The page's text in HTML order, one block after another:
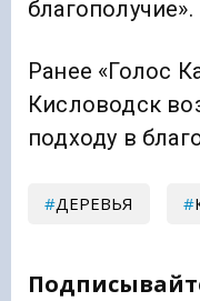
благополучие».
Ранее «Голос
Кисловодск
подходу в
ДЕРЕВЬЯ